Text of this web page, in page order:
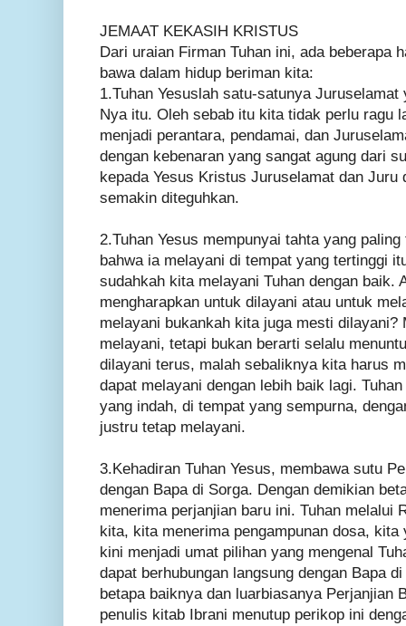
JEMAAT KEKASIH KRISTUS
Dari uraian Firman Tuhan ini, ada beberapa
bawa dalam hidup beriman kita:
1.Tuhan Yesuslah satu-satunya
Nya itu. Oleh sebab itu kita tidak perlu ragu
menjadi perantara, pendamai, dan
dengan kebenaran yang sangat agung dari
kepada Yesus Kristus Juruselamat dan Juru
semakin diteguhkan.
2.Tuhan Yesus mempunyai tahta yang
bahwa ia melayani di tempat yang tertinggi
sudahkah kita melayani Tuhan dengan baik.
mengharapkan untuk dilayani atau untuk
melayani bukankah kita juga mesti dilayani?
melayani, tetapi bukan berarti selalu
dilayani terus, malah sebaliknya kita harus
dapat melayani dengan lebih baik lagi.
yang indah, di tempat yang sempurna,
justru tetap melayani.
3.Kehadiran Tuhan Yesus, membawa sutu
dengan Bapa di Sorga. Dengan demikian
menerima perjanjian baru ini. Tuhan melalui
kita, kita menerima pengampunan dosa,
kini menjadi umat pilihan yang mengenal
dapat berhubungan langsung dengan Bapa
betapa baiknya dan luarbiasanya Perjanjian
penulis kitab Ibrani menutup perikop ini